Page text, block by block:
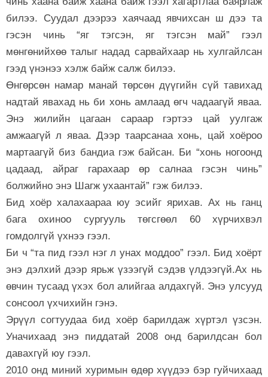
билээ. Суудал дээрээ хаячаад явчихсан ш дээ та
гэсэн чинь “яг тэгсэн, яг тэгсэн май” гээл
мөнгөнийхөө талыг надад сарвайхаар нь хулгайлсан
гээд үнэнээ хэлж байж салж билээ.
Өнгөрсөн намар манай төрсөн дүүгийн сүй тавихад
надтай явахад нь би хонь амлаад өгч чадаагүй яваа.
Энэ жилийн цагаан сараар гэртээ цай уулгаж
амжаагүй л яваа. Дээр таарсанаа хонь, цай хоёроо
мартаагүй биз бандиа гэж байсан. Би “хонь ногоонд
цадаад, айраг гарахаар өр салнаа гэсэн чинь”
болжийно энэ Шагж ухаантай” гэж билээ.
Бид хоёр халахаараа юу эсийг ярихав. Ах нь ганц
бага охиноо сургууль төгсгөөл 60 хүрчихвэл
гомдолгүй үхнээ гээл.
Би ч “та пид гээл нэг л унах моддоо” гээл. Бид хоёрт
энэ дэлхий дээр ярьж үзээгүй сэдэв үлдээгүй.Ах нь
өвчин тусаад үхэх бол алийгаа алдахгүй. Энэ улсууд
сонсоол үхчихийн гэнэ.
Эрүүл согтуудаа бид хоёр барилдаж хүртэл үзсэн.
Уначихаад энэ пиддатай 2008 онд барилдсан бол
давахгүй юу гээл.
2010 онд миний хуримын өдөр хүүдээ бэр гуйчихаад